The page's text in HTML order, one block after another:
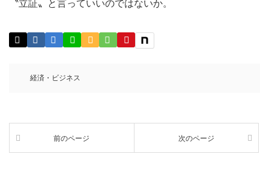
〝立証〟と言っていいのではないか。
経済・ビジネス
前のページ 次のページ